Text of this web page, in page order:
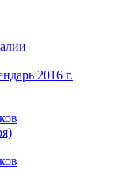
2016 г.